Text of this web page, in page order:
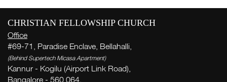
CHRISTIAN FELLOWSHIP CHURCH
Office
#69-71, Paradise Enclave, Bellahalli,
(Behind Supertech Micasa Apartment)
Kannur - Kogilu (Airport Link Road),
Bangalore - 560 064,